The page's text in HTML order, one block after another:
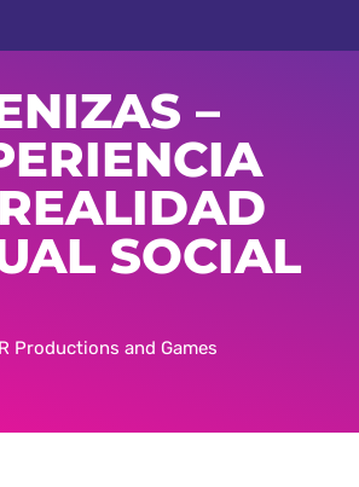
–
SOCIAL
Productions and Games